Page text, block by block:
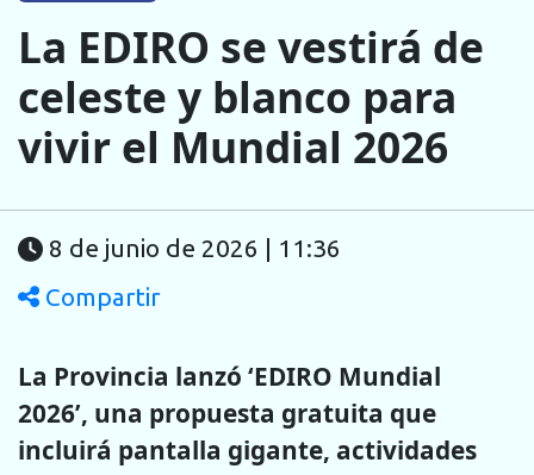
La EDIRO se vestirá de
celeste y blanco para
vivir el Mundial 2026
8 de junio de 2026 | 11:36
Compartir
La Provincia lanzó ‘EDIRO Mundial
2026’, una propuesta gratuita que
incluirá pantalla gigante, actividades